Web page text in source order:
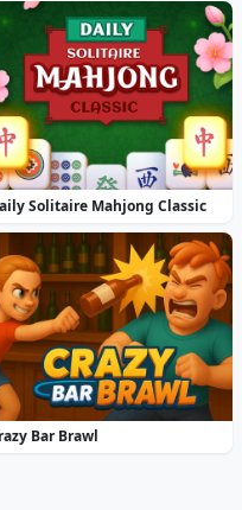
Solitaire Mahjong Classic
Bar Brawl